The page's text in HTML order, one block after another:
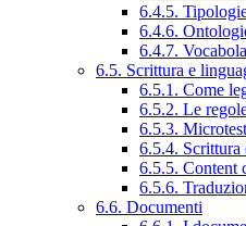
6.4.5.
6.4.6.
6.4.7.
6.5. Scrittura e
6.5.1. Come
6.5.2. Le
6.5.3.
6.5.4. Scrittura
6.5.5. Content
6.5.6.
6.6. Documenti